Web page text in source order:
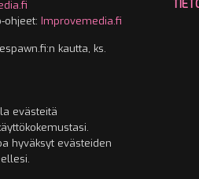
ohjeet: Improvemedia.fi
kautta, ks.
evästeitä
hyväksyt evästeiden